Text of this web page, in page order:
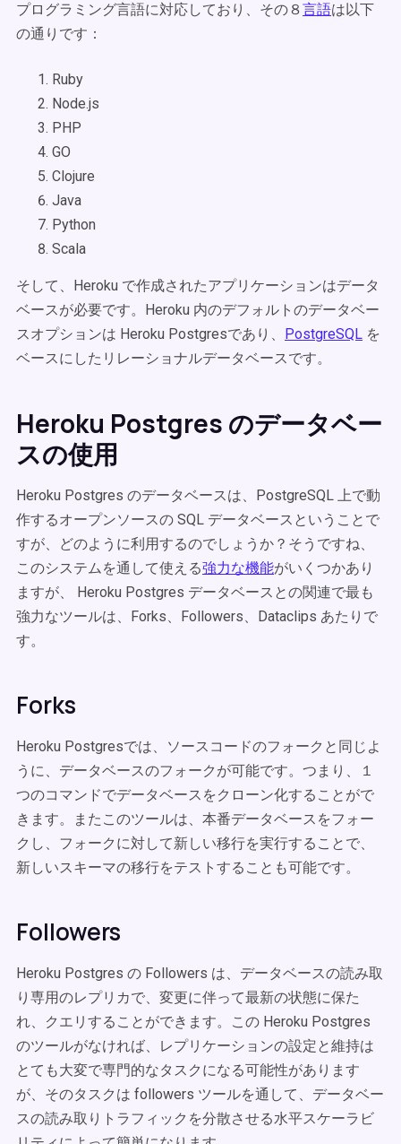
プログラミング言語に対応しており、その８言語は以下
の通りです：
Ruby
Node.js
PHP
GO
Clojure
Java
Python
Scala
そして、Heroku で作成されたアプリケーションはデータ
ベースが必要です。Heroku 内のデフォルトのデータベー
スオプションは Heroku Postgresであり、 PostgreSQL を
ベースにしたリレーショナルデータベースです。
Heroku Postgres のデータベー
スの使用
Heroku Postgres のデータベースは、PostgreSQL 上で動
作するオープンソースの SQL データベースということで
すが、どのように利用するのでしょうか？そうですね、
このシステムを通して使える強力な機能がいくつかあり
ますが、 Heroku Postgres データベースとの関連で最も
強力なツールは、Forks、Followers、Dataclips あたりで
す。
Forks
Heroku Postgresでは、ソースコードのフォークと同じよ
うに、データベースのフォークが可能です。つまり、１
つのコマンドでデータベースをクローン化することがで
きます。またこのツールは、本番データベースをフォー
クし、フォークに対して新しい移行を実行することで、
新しいスキーマの移行をテストすることも可能です。
Followers
Heroku Postgres の Followers は、データベースの読み取
り専用のレプリカで、変更に伴って最新の状態に保た
れ、クエリすることができます。この Heroku Postgres
のツールがなければ、レプリケーションの設定と維持は
とても大変で専門的なタスクになる可能性があります
が、そのタスクは followers ツールを通して、データベー
スの読み取りトラフィックを分散させる水平スケーラビ